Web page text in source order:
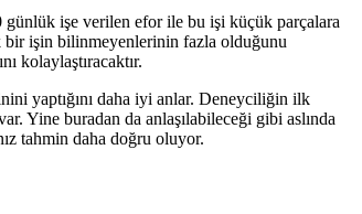
günlük işe verilen efor ile bu işi küçük parçalara
bir işin bilinmeyenlerinin fazla olduğunu
kolaylaştıracaktır.
yaptığını daha iyi anlar. Deneyciliğin ilk
Yine buradan da anlaşılabileceği gibi aslında
tahmin daha doğru oluyor.